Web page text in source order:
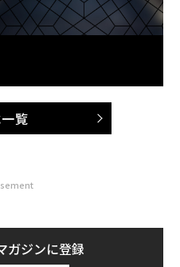
覧
ガジンに登録